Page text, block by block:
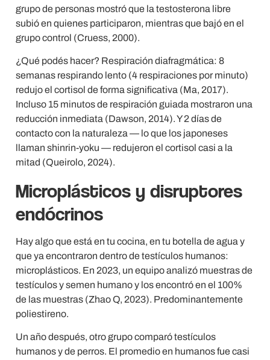
grupo de personas mostró que la testosterona libre
subió en quienes participaron, mientras que bajó en el
grupo control (Cruess, 2000).
¿Qué podés hacer? Respiración diafragmática: 8
semanas respirando lento (4 respiraciones por minuto)
redujo el cortisol de forma significativa (Ma, 2017).
Incluso 15 minutos de respiración guiada mostraron una
reducción inmediata (Dawson, 2014). Y 2 días de
contacto con la naturaleza — lo que los japoneses
llaman shinrin-yoku — redujeron el cortisol casi a la
mitad (Queirolo, 2024).
Microplásticos y disruptores
endócrinos
Hay algo que está en tu cocina, en tu botella de agua y
que ya encontraron dentro de testículos humanos:
microplásticos. En 2023, un equipo analizó muestras de
testículos y semen humano y los encontró en el 100%
de las muestras (Zhao Q, 2023). Predominantemente
poliestireno.
Un año después, otro grupo comparó testículos
humanos y de perros. El promedio en humanos fue casi